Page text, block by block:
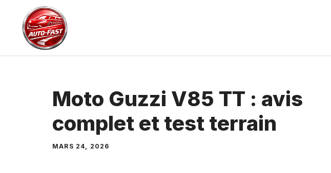
contenu
Moto Guzzi V85 TT : avis
complet et test terrain
MARS 24, 2026